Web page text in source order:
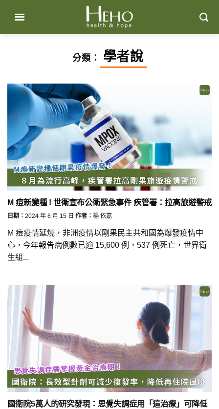
content
分類： 學者說
M 痘新變種 ! 世衛宣布公衛緊急事件 疾管署：拉高旅遊警戒
日期： 2024 年 8 月 15 日 作者： 楊 依嘉
M 痘疫情延燒，非洲疫情以剛果民主共和國為爆發疫情中
心，今年報告病例數已逾 15,600 例，537 例死亡，世界衛
生組...
國衛院5萬人的研究發現：思覺失調症用「這治療」可降低